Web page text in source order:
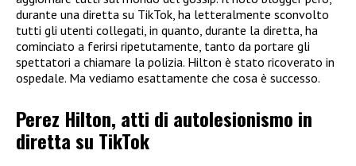
durante una diretta su TikTok, ha letteralmente sconvolto
tutti gli utenti collegati, in quanto, durante la diretta, ha
cominciato a ferirsi ripetutamente, tanto da portare gli
spettatori a chiamare la polizia. Hilton è stato ricoverato in
ospedale. Ma vediamo esattamente che cosa è successo.
Perez Hilton, atti di autolesionismo in
diretta su TikTok